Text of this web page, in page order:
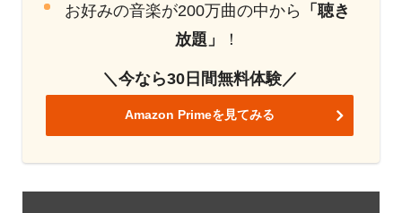
お好みの音楽が200万曲の中から
「聴き
放題」
！
＼今なら30日間無料体験／
Amazon Primeを見てみる